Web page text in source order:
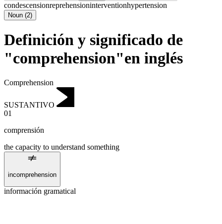
condescensionreprehensioninterventionhypertension
Noun (2)
Definición y significado de
"comprehension"en inglés
Comprehension
SUSTANTIVO
01
comprensión
the capacity to understand something
incomprehension
información gramatical